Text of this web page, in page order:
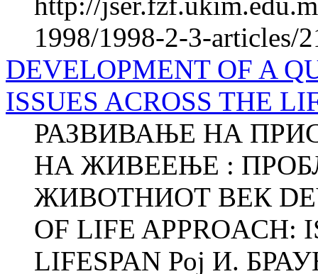
1998/1998-2-3-articles/
DEVELOPMENT OF A
ISSUES ACROSS THE
РАЗВИВАЊЕ НА
НА ЖИВЕЕЊЕ :
ЖИВОТНИОТ ВЕК
OF LIFE APPROACH:
LIFESPAN Рој И.